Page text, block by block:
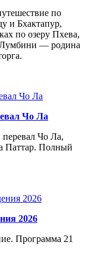
по
и Бхактапур,
по озеру Пхева,
Лумбини — родина
Чо Ла
перевал Чо Ла,
Паттар. Полный
2026
Программа 21